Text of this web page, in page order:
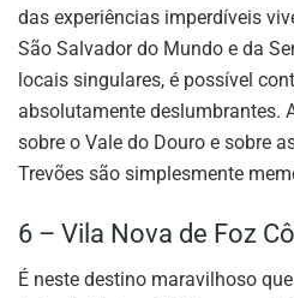
das experiências imperdíveis
São Salvador do Mundo e da
locais singulares, é possível
absolutamente deslumbrantes.
sobre o Vale do Douro e sobre
Trevões são simplesmente
6 – Vila Nova de Foz
É neste destino maravilhoso